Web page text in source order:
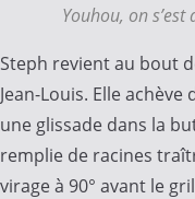
Youhou, on
Steph revient au bout
Jean-Louis. Elle
une glissade dans la
remplie de racines
virage à 90° avant le